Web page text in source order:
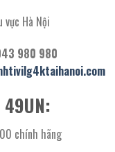
Hà Nội
980 980
chính hãng